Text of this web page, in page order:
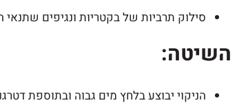
סילוק תרביות של בקטריות ונגיפים
השיטה:
הניקוי יבוצע בלחץ מים גבוה ובתוספת